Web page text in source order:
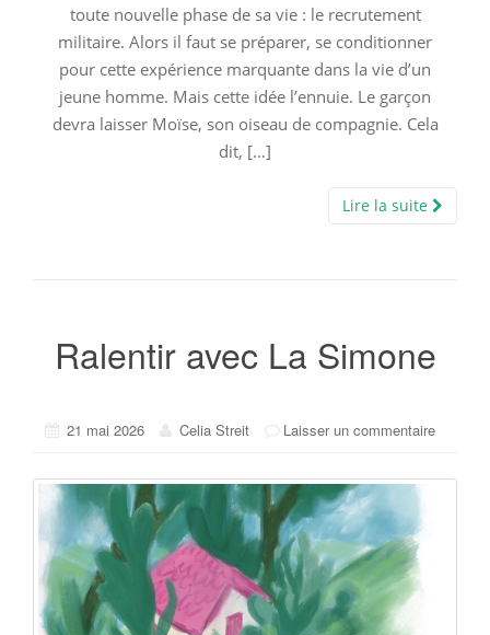
toute nouvelle phase de sa vie : le recrutement
militaire. Alors il faut se préparer, se conditionner
pour cette expérience marquante dans la vie d’un
jeune homme. Mais cette idée l’ennuie. Le garçon
devra laisser Moïse, son oiseau de compagnie. Cela
dit, […]
Lire la suite
Ralentir avec La Simone
21 mai 2026 Celia Streit Laisser un commentaire